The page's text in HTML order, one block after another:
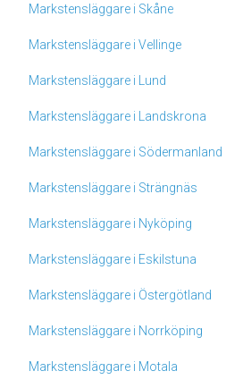
Markstensläggare i Skåne
Markstensläggare i Vellinge
Markstensläggare i Lund
Markstensläggare i Landskrona
Markstensläggare i Södermanland
Markstensläggare i Strängnäs
Markstensläggare i Nyköping
Markstensläggare i Eskilstuna
Markstensläggare i Östergötland
Markstensläggare i Norrköping
Markstensläggare i Motala